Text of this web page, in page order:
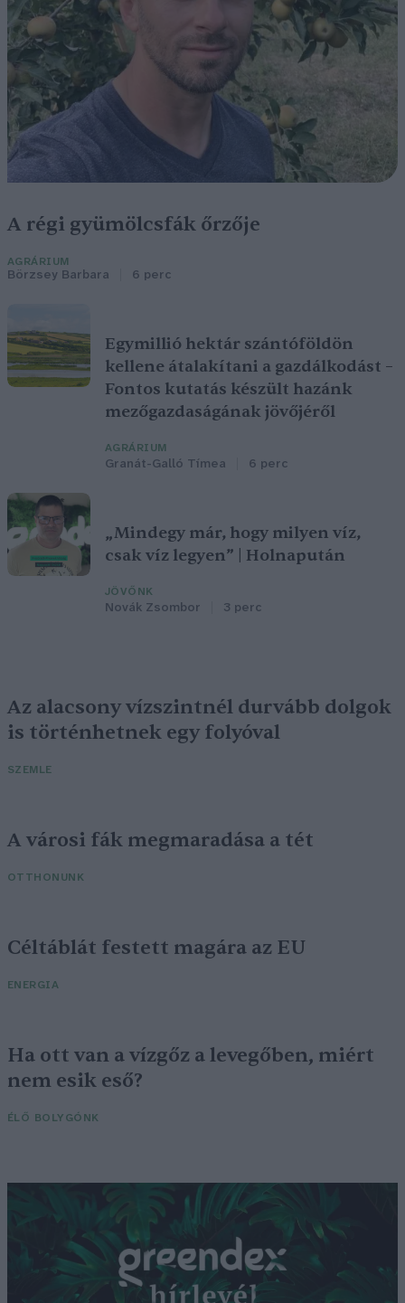
A régi gyümölcsfák őrzője
AGRÁRIUM
Börzsey Barbara 6 perc
Egymillió hektár szántóföldön
kellene átalakítani a gazdálkodást –
Fontos kutatás készült hazánk
mezőgazdaságának jövőjéről
AGRÁRIUM
Granát-Galló Tímea 6 perc
„Mindegy már, hogy milyen víz,
csak víz legyen” | Holnapután
JÖVŐNK
Novák Zsombor 3 perc
Az alacsony vízszintnél durvább dolgok
is történhetnek egy folyóval
SZEMLE
A városi fák megmaradása a tét
OTTHONUNK
Céltáblát festett magára az EU
ENERGIA
Ha ott van a vízgőz a levegőben, miért
nem esik eső?
ÉLŐ BOLYGÓNK